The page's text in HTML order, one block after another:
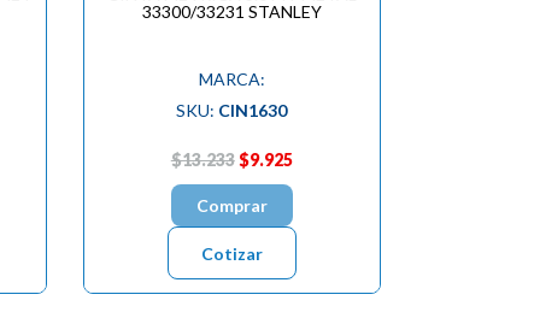
33300/33231 STANLEY
MARCA:
SKU: CIN1630
$13.233$9.925
Comprar
Cotizar